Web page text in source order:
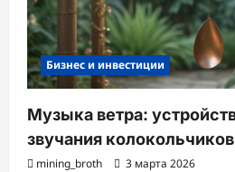
Бизнес и инвестиции
Музыка ветра:
звучания колокольчиков
mining_broth 3 марта 2026